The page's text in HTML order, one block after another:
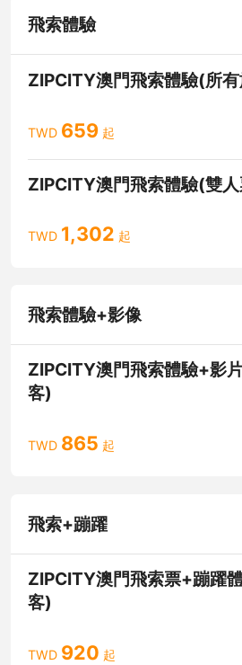
飛索體驗
ZIPCITY澳門飛索體驗(所
TWD 659 起
ZIPCITY澳門飛索體驗(雙
TWD 1,302 起
飛索體驗+影像
ZIPCITY澳門飛索體驗+影
客)
TWD 865 起
飛索+蹦躍
ZIPCITY澳門飛索票+蹦躍
客)
TWD 920 起